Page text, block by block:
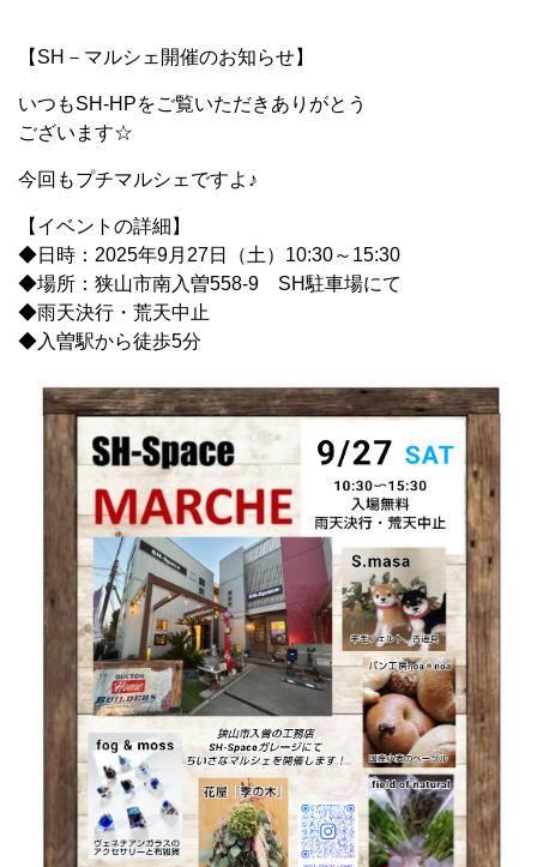
【SH－マルシェ開催のお知らせ】
いつもSH-HPをご覧いただきありがとう
ございます☆
今回もプチマルシェですよ♪
【イベントの詳細】
◆日時：2025年9月27日（土）10:30～15:30
◆場所：狭山市南入曽558-9 SH駐車場にて
◆雨天決行・荒天中止
◆入曽駅から徒歩5分